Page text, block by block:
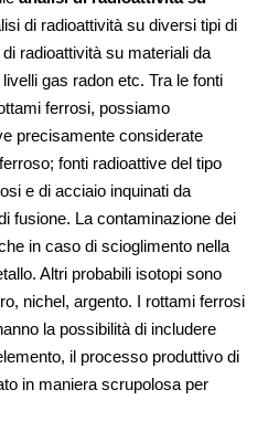
di radioattività su diversi tipi di
radioattività su materiali da
gas radon etc. Tra le fonti
ferrosi, possiamo
precisamente considerate
fonti radioattive del tipo
e di acciaio inquinati da
fusione. La contaminazione dei
in caso di scioglimento nella
Altri probabili isotopi sono
nichel, argento. I rottami ferrosi
la possibilità di includere
il processo produttivo di
in maniera scrupolosa per